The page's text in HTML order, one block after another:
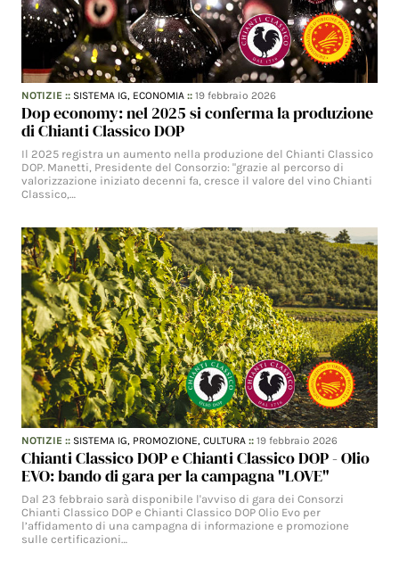
NOTIZIE :: SISTEMA IG, ECONOMIA ::19 febbraio 2026
Dop economy: nel 2025 si conferma la produzione
di Chianti Classico DOP
Il 2025 registra un aumento nella produzione del Chianti Classico
DOP. Manetti, Presidente del Consorzio: "grazie al percorso di
valorizzazione iniziato decenni fa, cresce il valore del vino Chianti
Classico,…
NOTIZIE :: SISTEMA IG, PROMOZIONE,CULTURA ::19 febbraio 2026
Chianti Classico DOP e Chianti Classico DOP - Olio
EVO: bando di gara per la campagna "LOVE"
Dal 23 febbraio sarà disponibile l'avviso di gara dei Consorzi
Chianti Classico DOP e Chianti Classico DOP Olio Evo per
l’affidamento di una campagna di informazione e promozione
sulle certificazioni…